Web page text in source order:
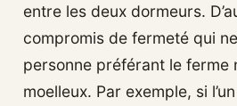
entre les deux dormeurs.
compromis de fermeté qui
personne préférant le ferme
moelleux. Par exemple, si